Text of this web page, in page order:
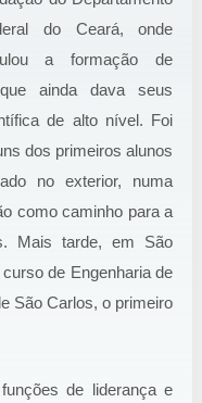
do Ceará, onde
a formação de
ainda dava seus
de alto nível. Foi
dos primeiros alunos
no exterior, numa
como caminho para a
Mais tarde, em São
de Engenharia de
São Carlos, o primeiro
de liderança e